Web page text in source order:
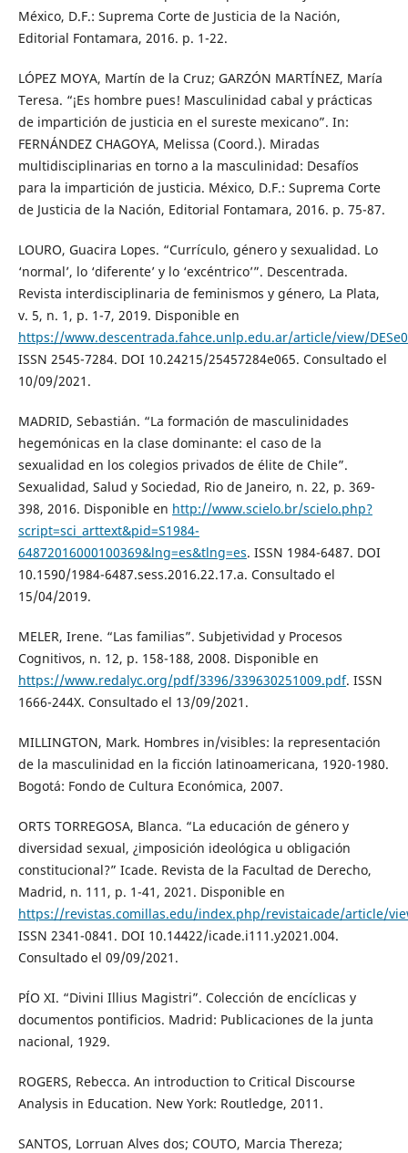
México, D.F.: Suprema Corte de Justicia de la Nación,
Editorial Fontamara, 2016. p. 1-22.
LÓPEZ MOYA, Martín de la Cruz; GARZÓN MARTÍNEZ, María
Teresa. “¡Es hombre pues! Masculinidad cabal y prácticas
de impartición de justicia en el sureste mexicano”. In:
FERNÁNDEZ CHAGOYA, Melissa (Coord.). Miradas
multidisciplinarias en torno a la masculinidad: Desafíos
para la impartición de justicia. México, D.F.: Suprema Corte
de Justicia de la Nación, Editorial Fontamara, 2016. p. 75-87.
LOURO, Guacira Lopes. “Currículo, género y sexualidad. Lo
‘normal’, lo ‘diferente’ y lo ‘excéntrico’”. Descentrada.
Revista interdisciplinaria de feminismos y género, La Plata,
v. 5, n. 1, p. 1-7, 2019. Disponible en
https://www.descentrada.fahce.unlp.edu.ar/article/view/
ISSN 2545-7284. DOI 10.24215/25457284e065. Consultado el
10/09/2021.
MADRID, Sebastián. “La formación de masculinidades
hegemónicas en la clase dominante: el caso de la
sexualidad en los colegios privados de élite de Chile”.
Sexualidad, Salud y Sociedad, Rio de Janeiro, n. 22, p. 369-
398, 2016. Disponible en http://www.scielo.br/scielo.php?
script=sci_arttext&pid=S1984-
64872016000100369&lng=es&tlng=es. ISSN 1984-6487. DOI
10.1590/1984-6487.sess.2016.22.17.a. Consultado el
15/04/2019.
MELER, Irene. “Las familias”. Subjetividad y Procesos
Cognitivos, n. 12, p. 158-188, 2008. Disponible en
https://www.redalyc.org/pdf/3396/339630251009.pdf. ISSN
1666-244X. Consultado el 13/09/2021.
MILLINGTON, Mark. Hombres in/visibles: la representación
de la masculinidad en la ficción latinoamericana, 1920-1980.
Bogotá: Fondo de Cultura Económica, 2007.
ORTS TORREGOSA, Blanca. “La educación de género y
diversidad sexual, ¿imposición ideológica u obligación
constitucional?” Icade. Revista de la Facultad de Derecho,
Madrid, n. 111, p. 1-41, 2021. Disponible en
https://revistas.comillas.edu/index.php/revistaicade/article/
ISSN 2341-0841. DOI 10.14422/icade.i111.y2021.004.
Consultado el 09/09/2021.
PÍO XI. “Divini Illius Magistri”. Colección de encíclicas y
documentos pontificios. Madrid: Publicaciones de la junta
nacional, 1929.
ROGERS, Rebecca. An introduction to Critical Discourse
Analysis in Education. New York: Routledge, 2011.
SANTOS, Lorruan Alves dos; COUTO, Marcia Thereza;